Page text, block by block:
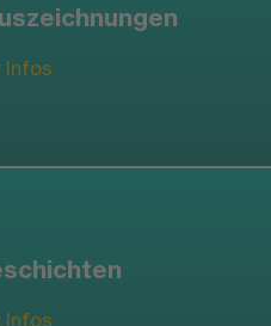
Infos
Infos